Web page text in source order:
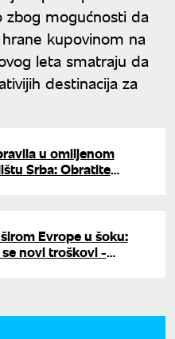
zbog mogućnosti da
kupovinom na
leta smatraju da
destinacija za
u omiljenom
Srba: Obratite
Evrope u šoku:
novi troškovi -